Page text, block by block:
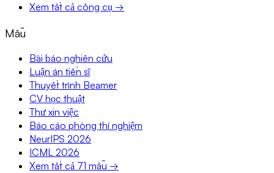
Xem tất cả công cụ →
Mẫu
Bài báo nghiên cứu
Luận án tiến sĩ
Thuyết trình Beamer
CV học thuật
Thư xin việc
Báo cáo phòng thí nghiệm
NeurIPS 2026
ICML 2026
Xem tất cả 71 mẫu →